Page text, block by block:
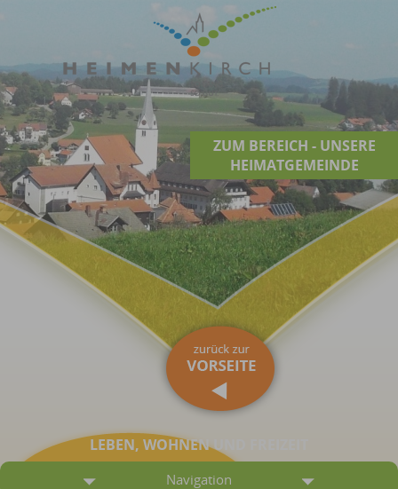
ZUM BEREICH - UNSERE
HEIMATGEMEINDE
LEBEN, WOHNEN UND FREIZEIT
Navigation